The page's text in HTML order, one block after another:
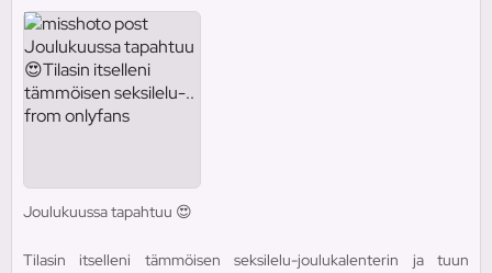
Joulukuussa tapahtuu 😍
Tilasin itselleni tämmöisen seksilelu-joulukalenterin ja tuun